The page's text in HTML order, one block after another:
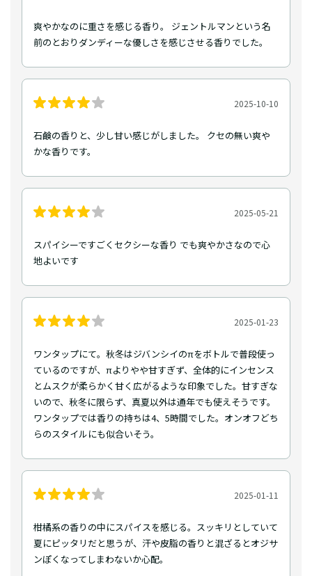
爽やかなのに重さを感じる香り。 ジェントルマンという名
前のとおりダンディーな優しさを感じさせる香りでした。
2025-10-10
石鹸の香りと、少し甘い感じがしました。 クセの無い爽や
かな香りです。
2025-05-21
スパイシーですごくセクシーな香り でも爽やかさなので心
地よいです
2025-01-23
ワンタップにて。秋冬はジバンシイのπをボトルで普段使っ
ているのですが、πよりやや甘すぎず、全体的にインセンス
とムスクが柔らかく甘く広がるような印象でした。甘すぎな
いので、秋冬に限らず、真夏以外は通年でも使えそうです。
ワンタップでは香りの持ちは4、5時間でした。オンオフどち
らのスタイルにも似合いそう。
2025-01-11
柑橘系の香りの中にスパイスを感じる。スッキリとしていて
夏にピッタリだと思うが、汗や皮脂の香りと混ざるとオジサ
ンぽくなってしまわないか心配。